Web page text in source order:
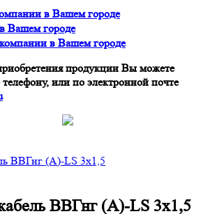
продукции Вы можете
или по электронной почте
ВВГнг (A)-LS 3х1,5
ВВГнг (A)-LS 3х1,5